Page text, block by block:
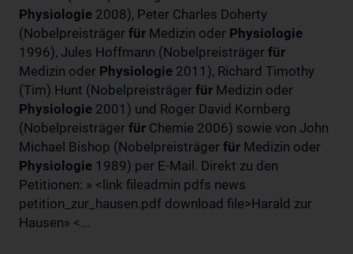
Physiologie 2008), Peter Charles Doherty
(Nobelpreisträger für Medizin oder Physiologie
1996), Jules Hoffmann (Nobelpreisträger für
Medizin oder Physiologie 2011), Richard Timothy
(Tim) Hunt (Nobelpreisträger für Medizin oder
Physiologie 2001) und Roger David Kornberg
(Nobelpreisträger für Chemie 2006) sowie von John
Michael Bishop (Nobelpreisträger für Medizin oder
Physiologie 1989) per E-Mail. Direkt zu den
Petitionen: » <link fileadmin pdfs news
petition_zur_hausen.pdf download file>Harald zur
Hausen» <...